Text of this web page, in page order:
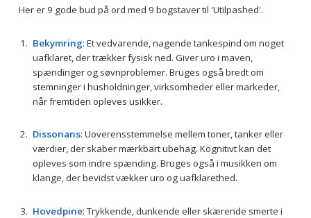
Her er 9 gode bud på ord med 9 bogstaver til 'Utilpashed'.
Bekymring: Et vedvarende, nagende tankespind om noget
uafklaret, der trækker fysisk ned. Giver uro i maven,
spændinger og søvnproblemer. Bruges også bredt om
stemninger i husholdninger, virksomheder eller markeder,
når fremtiden opleves usikker.
Dissonans: Uoverensstemmelse mellem toner, tanker eller
værdier, der skaber mærkbart ubehag. Kognitivt kan det
opleves som indre spænding. Bruges også i musikken om
klange, der bevidst vækker uro og uafklarethed.
Hovedpine: Trykkende, dunkende eller skærende smerte i